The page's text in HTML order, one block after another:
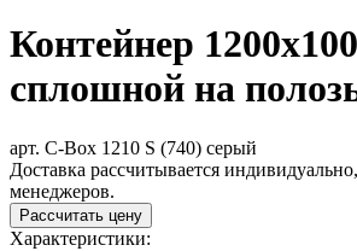
Контейнер
сплошной на
арт. C-Box 1210 S (740) серый
Доставка рассчитывается
менеджеров.
Рассчитать цену
Характеристики: